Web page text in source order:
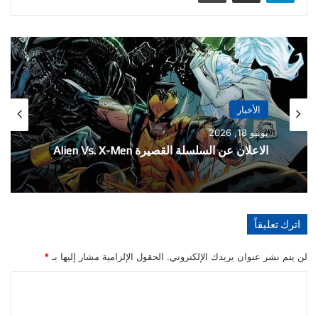
الأخبار
يونيو 18, 2026
الاعلان عن السلسلة القصيرة Alien Vs. X-Men
الأخبار
مايو 21, 2026
Amazing Spider-Manاترك تعليقاً
لن يتم نشر عنوان بريدك الإلكتروني. الحقول الإلزامية مشار إليها بـ *